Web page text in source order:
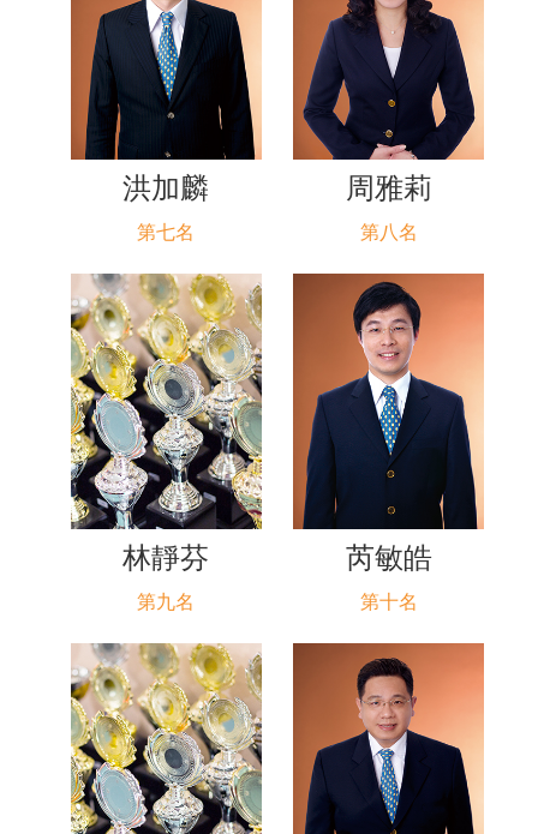
洪加麟
第七名
周雅莉
第八名
林靜芬
第九名
芮敏皓
第十名